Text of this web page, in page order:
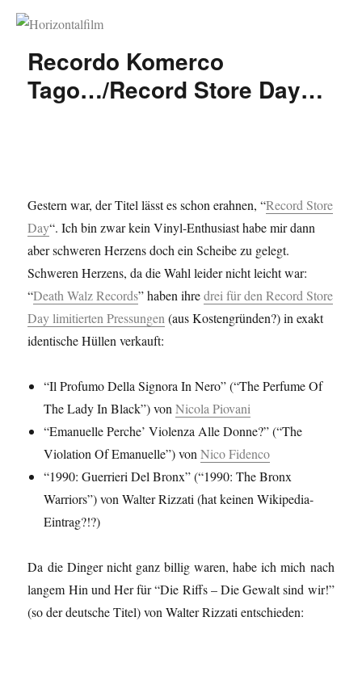
Horizontalfilm
Recordo Komerco
Tago…/Record Store Day…
Gestern war, der Titel lässt es schon erahnen, “Record Store
Day“. Ich bin zwar kein Vinyl-Enthusiast habe mir dann
aber schweren Herzens doch ein Scheibe zu gelegt.
Schweren Herzens, da die Wahl leider nicht leicht war:
“Death Walz Records” haben ihredrei für den Record Store
Day limitierten Pressungen(aus Kostengründen?) in exakt
identische Hüllen verkauft:
“Il Profumo Della Signora In Nero” (“The Perfume Of
The Lady In Black”) vonNicola Piovani
“Emanuelle Perche’ Violenza Alle Donne?” (“The
Violation Of Emanuelle”) vonNico Fidenco
“1990: Guerrieri Del Bronx” (“1990: The Bronx
Warriors”) von Walter Rizzati (hat keinen Wikipedia-
Eintrag?!?)
Da die Dinger nicht ganz billig waren, habe ich mich nach
langem Hin und Her für “Die Riffs – Die Gewalt sind wir!”
(so der deutsche Titel) von Walter Rizzati entschieden: